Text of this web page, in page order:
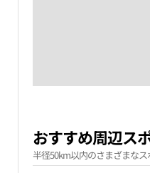
おすすめ周辺ス
半径50km以内のさまざまなス